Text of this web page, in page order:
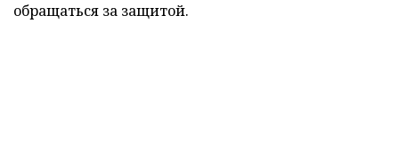
обращаться за защитой.